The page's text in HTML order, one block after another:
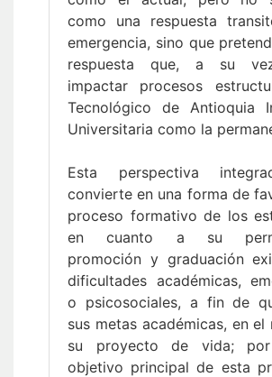
como una respuesta
emergencia, sino que
respuesta que, a su
impactar procesos
Tecnológico de Antioquia
Universitaria como la
Esta perspectiva
convierte en una forma de
proceso formativo de los
en cuanto a su
promoción y graduación
dificultades académicas,
o psicosociales, a fin de
sus metas académicas, en el
su proyecto de vida;
objetivo principal de esta